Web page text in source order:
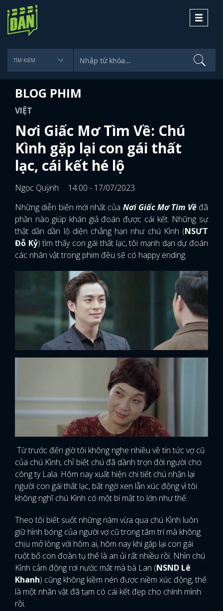
Toggle
BLOG PHIM
VIỆT
Nơi Giấc Mơ Tìm Về: Chú
Kình gặp lại con gái thất
lạc, cái kết hé lộ
Ngọc Quỳnh
14:00 - 17/07/2023
Những diễn biến mới nhất của Nơi Giấc Mơ Tìm Vềđã
phần nào giúp khán giả đoán được cái kết. Những sự
thật dần dần lộ diện chẳng hạn như chú Kình (NSƯT
Đỗ Kỷ) tìm thấy con gái thất lạc, tôi mạnh dạn dự đoán
các nhân vật trong phim đều sẽ có happy ending.
Từ trước đến giờ tôi không nghe nhiều về tin tức vợ cũ
của chú Kình, chỉ biết chú đã dành trọn đời người cho
công ty Lala. Hôm nay xuất hiện chi tiết chú nhận lại
người con gái thất lạc, bất ngờ xen lẫn xúc động vì tôi
không nghĩ chú Kình có một bí mật to lớn như thế.
Theo tôi biết suốt những năm vừa qua chú Kình luôn
giữ hình bóng của người vợ cũ trong tâm trí mà không
chịu mở lòng với hôm ai, hôm nay khi gặp lại con gái
ruột bố con đoàn tụ thế là an ủi rất nhiều rồi. Nhìn chú
Kình cảm động rơi nước mắt mà bà Lan (NSND Lê
Khanh) cũng không kiềm nén được niềm xúc động, thế
là một nhân vật đã tạm có cái kết đẹp cho chính mình
rồi.